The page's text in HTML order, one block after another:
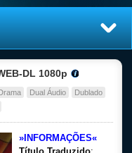
DL 1080p
Dual Áudio
Dublado
»INFORMAÇÕES«